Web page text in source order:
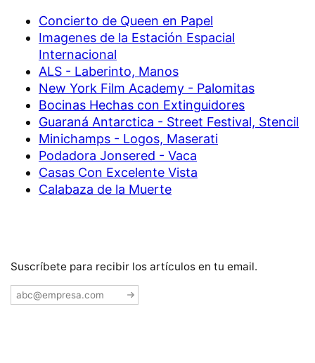
Concierto de Queen en Papel
Imagenes de la Estación Espacial
Internacional
ALS - Laberinto, Manos
New York Film Academy - Palomitas
Bocinas Hechas con Extinguidores
Guaraná Antarctica - Street Festival, Stencil
Minichamps - Logos, Maserati
Podadora Jonsered - Vaca
Casas Con Excelente Vista
Calabaza de la Muerte
Suscríbete para recibir los artículos en tu email.